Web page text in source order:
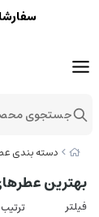
دسته بندی
بهترین
فیلتر ترتیب
جستجوی